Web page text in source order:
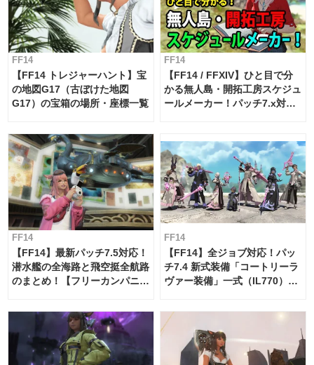
FF14
【FF14 トレジャーハント】宝
の地図G17（古ぼけた地図
G17）の宝箱の場所・座標一覧
FF14
【FF14 / FFXIV】ひと目で分
かる無人島・開拓工房スケジュ
ールメーカー！パッチ7.x対応
FF14
【FF14】最新パッチ7.5対応！
潜水艦の全海路と飛空挺全航路
のまとめ！【フリーカンパニ
FF14
【FF14】全ジョブ対応！パッ
チ7.4 新式装備「コートリーラ
ヴァー装備」一式（IL770）の